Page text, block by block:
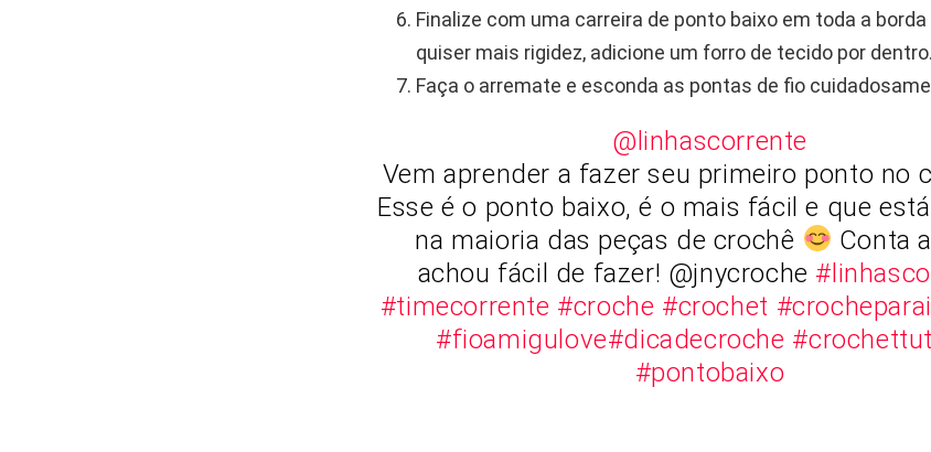
Finalize com uma carreira de ponto baixo em toda a borda
quiser mais rigidez, adicione um forro de tecido por dentro.
Faça o arremate e esconda as pontas de fio
@linhascorrente
Vem aprender a fazer seu primeiro ponto no
Esse é o ponto baixo, é o mais fácil e que
na maioria das peças de crochê
Conta
achou fácil de fazer! @jnycroche
#timecorrente #croche #crochet
#fioamigulove#dicadecroche
#pontobaixo